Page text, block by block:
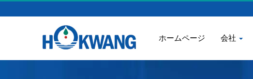
ホームページ 会社